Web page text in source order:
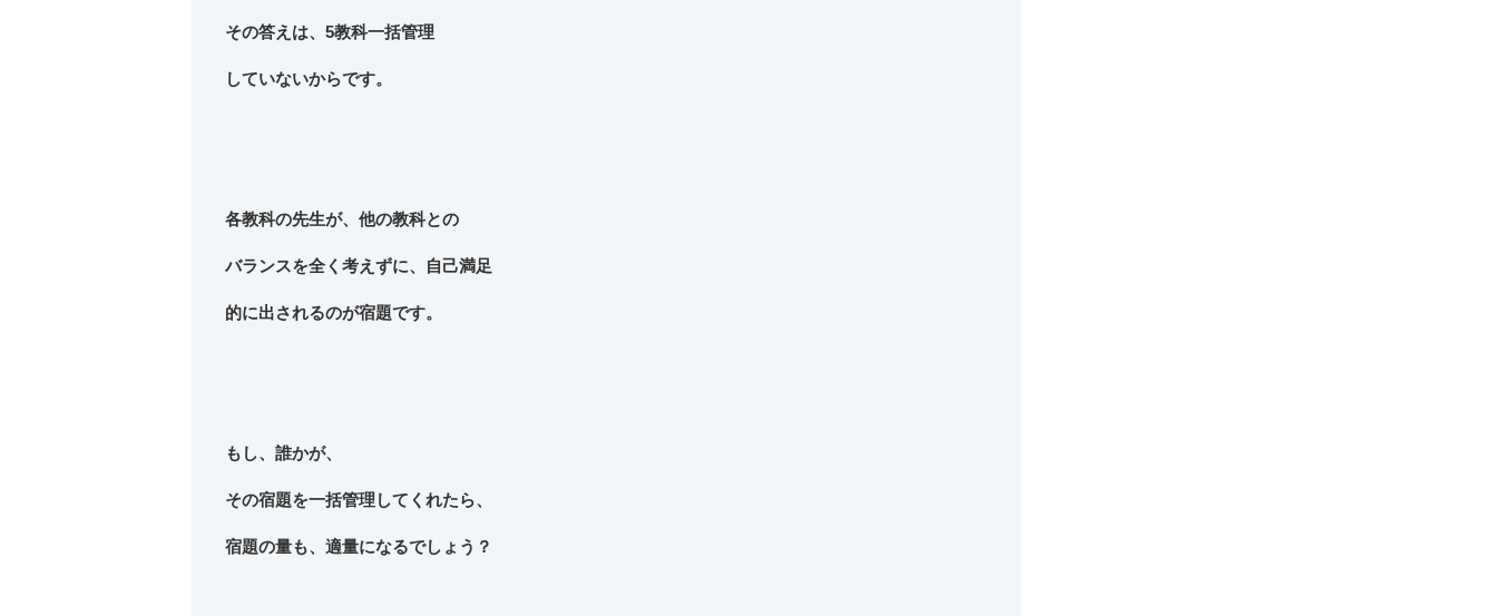
その答えは、5教科一括管理
していないからです。
各教科の先生が、他の教科との
バランスを全く考えずに、自己満足
的に出されるのが宿題です。
もし、誰かが、
その宿題を一括管理してくれたら、
宿題の量も、適量になるでしょう？